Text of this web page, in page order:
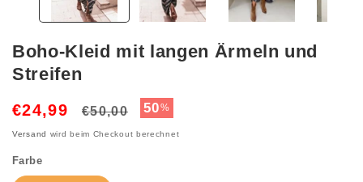
Boho-Kleid mit langen Ärmeln und
Streifen
€24,99
Normaler
€50,00 Verkaufspreis
50%
Versand wird beim Checkout berechnet
Farbe